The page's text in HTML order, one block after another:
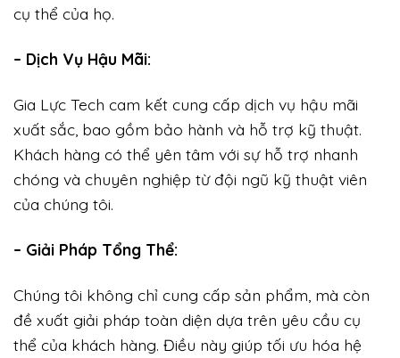
cụ thể của họ.
– Dịch Vụ Hậu Mãi:
Gia Lực Tech cam kết cung cấp dịch vụ hậu mãi
xuất sắc, bao gồm bảo hành và hỗ trợ kỹ thuật.
Khách hàng có thể yên tâm với sự hỗ trợ nhanh
chóng và chuyên nghiệp từ đội ngũ kỹ thuật viên
của chúng tôi.
– Giải Pháp Tổng Thể:
Chúng tôi không chỉ cung cấp sản phẩm, mà còn
đề xuất giải pháp toàn diện dựa trên yêu cầu cụ
thể của khách hàng. Điều này giúp tối ưu hóa hệ